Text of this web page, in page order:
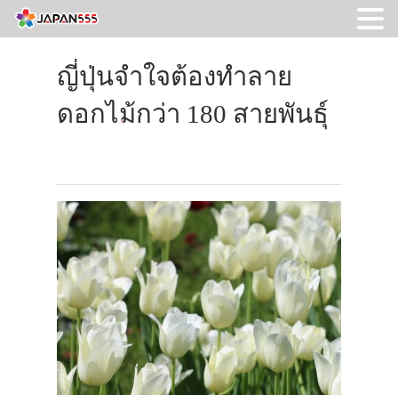
ญี่ปุ่นจำใจต้องทำลาย
ดอกไม้กว่า 180 สายพันธุ์